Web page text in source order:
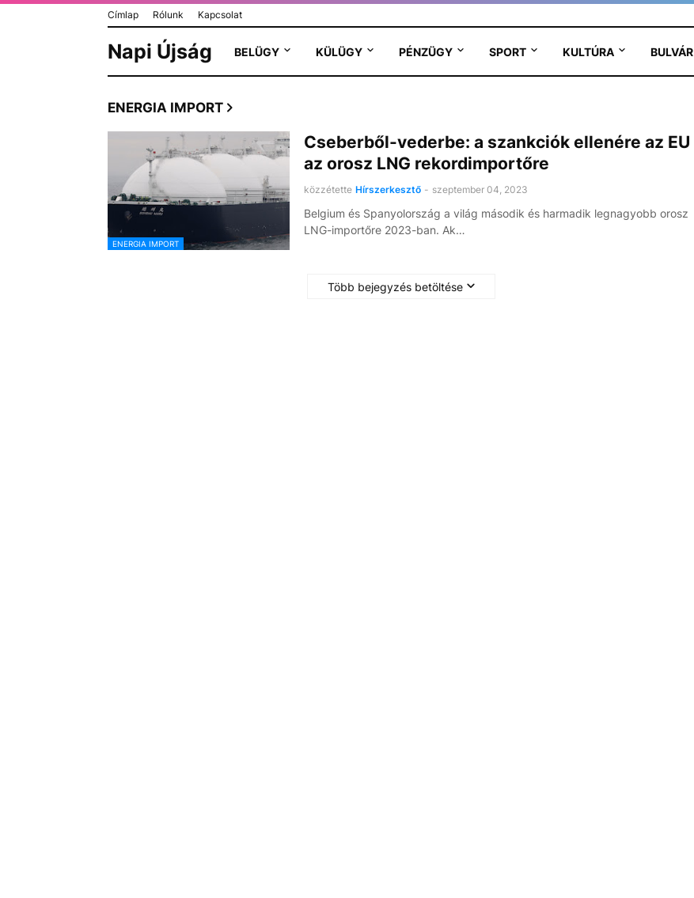
Címlap Rólunk Kapcsolat
Napi Újság BELÜGY KÜLÜGY PÉNZÜGY SPORT KULTÚRA BULVÁR
ENERGIA IMPORT
ENERGIA IMPORT
Cseberből-vederbe: a szankciók ellenére az EU
az orosz LNG rekordimportőre
közzétette Hírszerkesztő - szeptember 04, 2023
Belgium és Spanyolország a világ második és harmadik legnagyobb orosz
LNG-importőre 2023-ban. Ak…
Több bejegyzés betöltése